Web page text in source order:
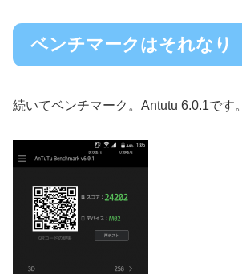
ベンチマークはそれなり
続いてベンチマーク。Antutu 6.0.1です。